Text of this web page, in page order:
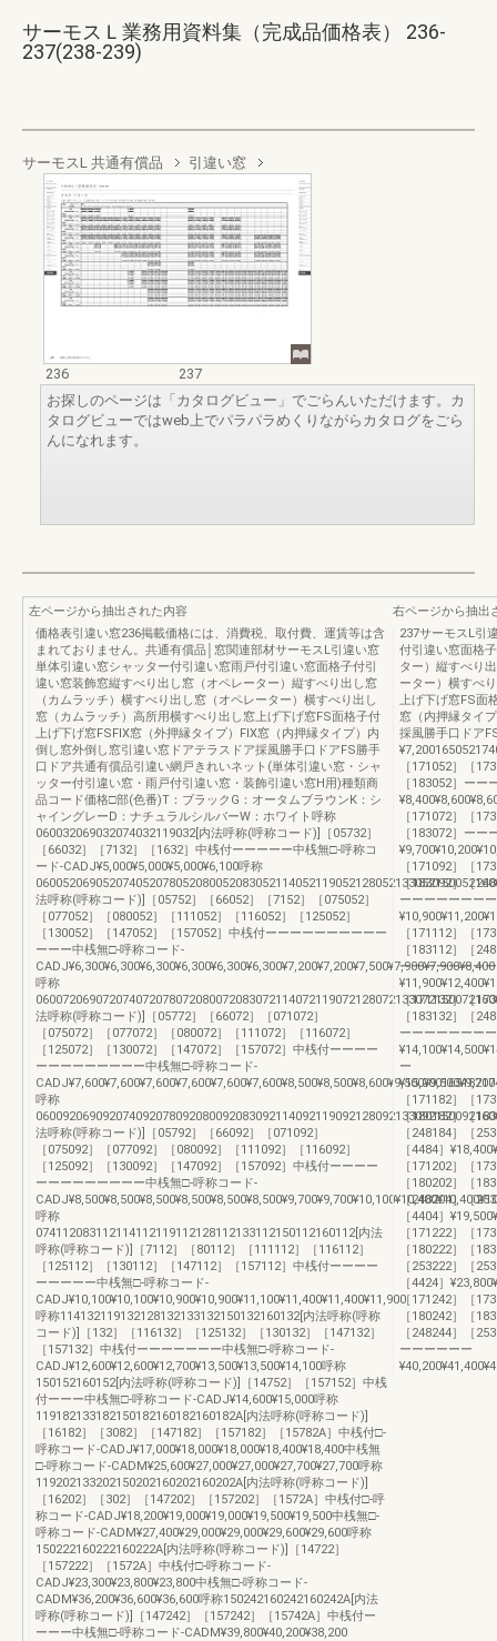
サーモスＬ業務用資料集（完成品価格表） 236-
237(238-239)
サーモスL 共通有償品 引違い窓
236
237
お探しのページは「カタログビュー」でごらんいただけます。カ
タログビューではweb上でパラパラめくりながらカタログをごら
んになれます。
左ページから抽出された内容
価格表引違い窓236掲載価格には、消費税、取付費、運賃等は含
まれておりません。共通有償品│窓関連部材サーモスL引違い窓
単体引違い窓シャッター付引違い窓雨戸付引違い窓面格子付引
違い窓装飾窓縦すべり出し窓（オペレーター）縦すべり出し窓
（カムラッチ）横すべり出し窓（オペレーター）横すべり出し
窓（カムラッチ）高所用横すべり出し窓上げ下げ窓FS面格子付
上げ下げ窓FSFIX窓（外押縁タイプ）FIX窓（内押縁タイプ）内
倒し窓外倒し窓引違い窓ドアテラスドア採風勝手口ドアFS勝手
口ドア共通有償品引違い網戸きれいネット(単体引違い窓・シャ
ッター付引違い窓・雨戸付引違い窓・装飾引違い窓H用)種類商
品コード価格□部(色番)T：ブラックG：オータムブラウンK：シ
ャイングレーD：ナチュラルシルバーW：ホワイト呼称
060032069032074032119032[内法呼称(呼称コード)]［05732］
［66032］［7132］［1632］中桟付ーーーーー中桟無□-呼称コ
ード-CADJ¥5,000¥5,000¥5,000¥6,100呼称
法呼称(呼称コード)]［05752］［66052］［7152］［075052］
［077052］［080052］［111052］［116052］［125052］
［130052］［147052］［157052］中桟付ーーーーーーーーーー
ーーー中桟無□-呼称コード-
CADJ¥6,300¥6,300¥6,300¥6,300¥6,300¥6,300¥7,200¥7,200¥7,500¥7,900¥7,900¥8,400
呼称
法呼称(呼称コード)]［05772］［66072］［071072］
［075072］［077072］［080072］［111072］［116072］
［125072］［130072］［147072］［157072］中桟付ーーーー
ーーーーーーーーー中桟無□-呼称コード-
CADJ¥7,600¥7,600¥7,600¥7,600¥7,600¥7,600¥8,500¥8,500¥8,600¥9,500¥9,500¥9,700
呼称
法呼称(呼称コード)]［05792］［66092］［071092］
［075092］［077092］［080092］［111092］［116092］
［125092］［130092］［147092］［157092］中桟付ーーーー
ーーーーーーーーー中桟無□-呼称コード-
呼称
074112083112114112119112128112133112150112160112[内法
呼称(呼称コード)]［7112］［80112］［111112］［116112］
［125112］［130112］［147112］［157112］中桟付ーーーー
ーーーーー中桟無□-呼称コード-
CADJ¥10,100¥10,100¥10,900¥10,900¥11,100¥11,400¥11,400¥11,900
呼称114132119132128132133132150132160132[内法呼称(呼称
コード)]［132］［116132］［125132］［130132］［147132］
［157132］中桟付ーーーーーーー中桟無□-呼称コード-
CADJ¥12,600¥12,600¥12,700¥13,500¥13,500¥14,100呼称
150152160152[内法呼称(呼称コード)]［14752］［157152］中桟
付ーーー中桟無□-呼称コード-CADJ¥14,600¥15,000呼称
119182133182150182160182160182A[内法呼称(呼称コード)]
［16182］［3082］［147182］［157182］［15782A］中桟付□-
呼称コード-CADJ¥17,000¥18,000¥18,000¥18,400¥18,400中桟無
□-呼称コード-CADM¥25,600¥27,000¥27,000¥27,700¥27,700呼称
119202133202150202160202160202A[内法呼称(呼称コード)]
［16202］［302］［147202］［157202］［1572A］中桟付□-呼
称コード-CADJ¥18,200¥19,000¥19,000¥19,500¥19,500中桟無□-
呼称コード-CADM¥27,400¥29,000¥29,000¥29,600¥29,600呼称
150222160222160222A[内法呼称(呼称コード)]［14722］
［157222］［1572A］中桟付□-呼称コード-
CADJ¥23,300¥23,800¥23,800中桟無□-呼称コード-
CADM¥36,200¥36,600¥36,600呼称150242160242160242A[内法
呼称(呼称コード)]［147242］［157242］［15742A］中桟付ー
ーーー中桟無□-呼称コード-CADM¥39,800¥40,200¥38,200
右ページから抽出
237サーモスL引
付引違い窓面格
ター）縦すべり
ーター）横すべ
上げ下げ窓FS面
窓（内押縁タイ
採風勝手口ドア
［171052］［
［183052］ーー
［171072］［
［183072］ーー
［171092］［
［183092］［
ーーーーーーーー
［171112］［
［183112］［
ーーーーーーーー
［171132］［
［183132］［
ーーーーーーーー
ー
［171182］［
［180182］［
［248184］［
［4484］
［171202］［
［180202］［
［248204］［
［4404］
［171222］［
［180222］［
［253222］［
［4424］
［171242］［
［180242］［
［248244］［
ーーーーーー